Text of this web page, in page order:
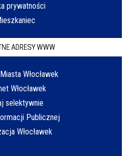
prywatności
ADRESY WWW
Włocławek
Włocławek
selektywnie
Publicznej
Włocławek